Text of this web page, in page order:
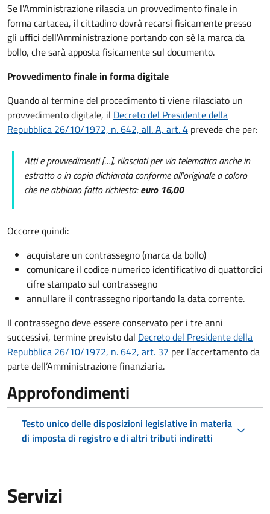
Se l'Amministrazione rilascia un provvedimento finale in
forma cartacea, il cittadino dovrà recarsi fisicamente presso
gli uffici dell'Amministrazione portando con sè la marca da
bollo, che sarà apposta fisicamente sul documento.
Provvedimento finale in forma digitale
Quando al termine del procedimento ti viene rilasciato un
provvedimento digitale, il Decreto del Presidente della
Repubblica 26/10/1972, n. 642, all. A, art. 4 prevede che per:
Atti e provvedimenti […], rilasciati per via telematica anche in
estratto o in copia dichiarata conforme all'originale a coloro
che ne abbiano fatto richiesta:euro 16,00
Occorre quindi:
acquistare un contrassegno (marca da bollo)
comunicare il codice numerico identificativo di quattordici
cifre stampato sul contrassegno
annullare il contrassegno riportando la data corrente.
Il contrassegno deve essere conservato per i tre anni
successivi, termine previsto dal Decreto del Presidente della
Repubblica 26/10/1972, n. 642, art. 37 per l’accertamento da
parte dell’Amministrazione finanziaria.
Approfondimenti
Testo unico delle disposizioni legislative in materia
di imposta di registro e di altri tributi indiretti
Servizi